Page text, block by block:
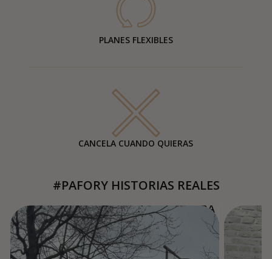
PLANES FLEXIBLES
CANCELA CUANDO QUIERAS
#PAFORY HISTORIAS REALES